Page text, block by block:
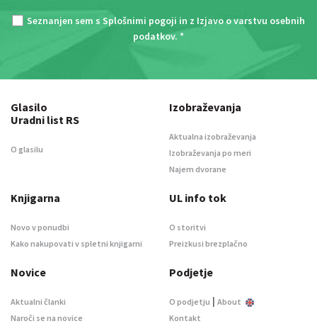
Seznanjen sem s Splošnimi pogoji in z Izjavo o varstvu osebnih
podatkov. *
Glasilo
Uradni list RS
O glasilu
Izobraževanja
Aktualna izobraževanja
Izobraževanja po meri
Najem dvorane
Knjigarna
Novo v ponudbi
Kako nakupovati v spletni knjigarni
UL info tok
O storitvi
Preizkusi brezplačno
Novice
Aktualni članki
Naroči se na novice
Podjetje
O podjetju | About
Kontakt